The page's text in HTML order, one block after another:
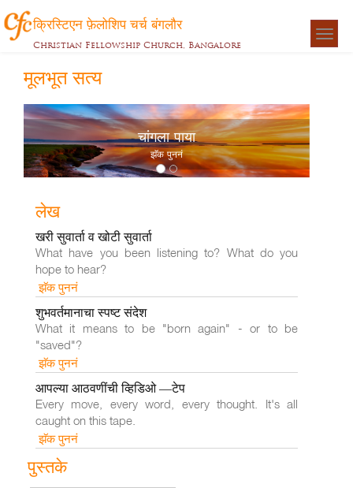
क्रिस्टिएन फ़ेलोशिप चर्च बंगलौर
Christian Fellowship Church, Bangalore
मूलभूत सत्य
चांगला पाया
झॅक पुननं
लेख
खरी सुवार्ता व खोटी सुवार्ता
What have you been listening to? What do you
hope to hear?
झॅक पुननं
शुभवर्तमानाचा स्पष्ट संदेश
What it means to be "born again" - or to be
"saved"?
झॅक पुननं
आपल्या आठवणींची व्हिडिओ —टेप
Every move, every word, every thought. It's all
caught on this tape.
झॅक पुननं
पुस्तके